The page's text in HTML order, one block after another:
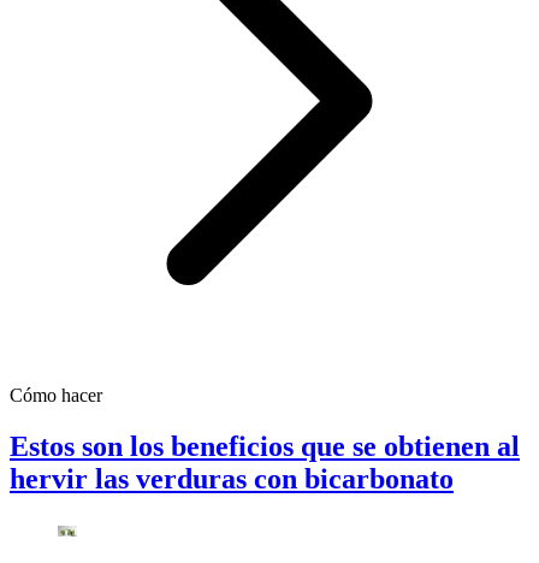
Cómo hacer
Estos son los beneficios que se obtienen al
hervir las verduras con bicarbonato